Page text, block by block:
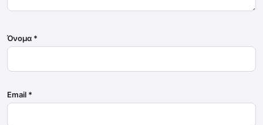
Όνομα *
Email *